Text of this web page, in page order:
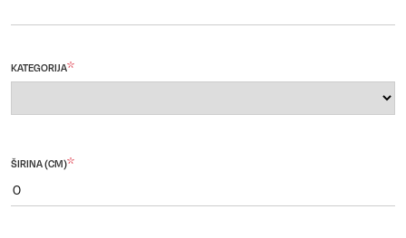
KATEGORIJA*
ŠIRINA (CM)*